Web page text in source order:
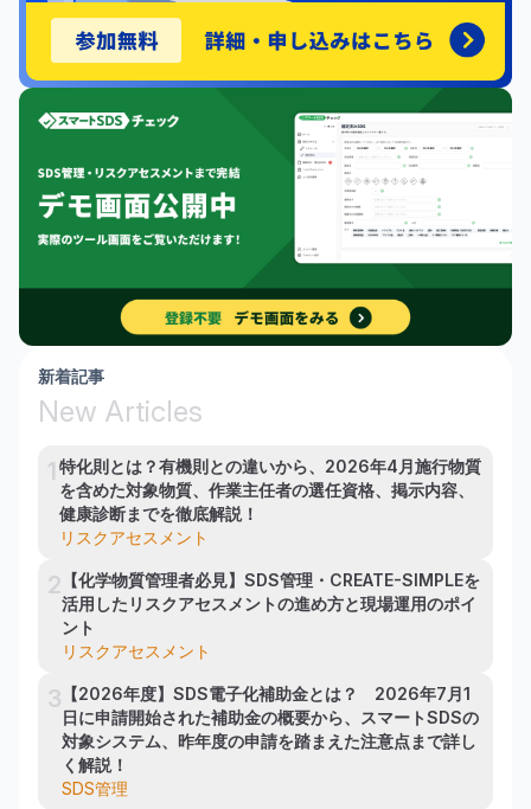
新着記事
New Articles
1 特化則とは？有機則との違いから、2026年4月施行物質
を含めた対象物質、作業主任者の選任資格、掲示内容、
健康診断までを徹底解説！
リスクアセスメント
2 【化学物質管理者必見】SDS管理・CREATE-SIMPLEを
活用したリスクアセスメントの進め方と現場運用のポイ
ント
リスクアセスメント
3 【2026年度】SDS電子化補助金とは？　2026年7月1
日に申請開始された補助金の概要から、スマートSDSの
対象システム、昨年度の申請を踏まえた注意点まで詳し
く解説！
SDS管理